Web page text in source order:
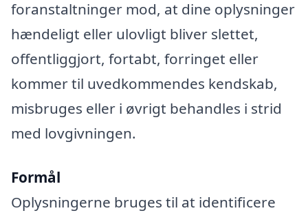
foranstaltninger mod, at dine oplysninger
hændeligt eller ulovligt bliver slettet,
offentliggjort, fortabt, forringet eller
kommer til uvedkommendes kendskab,
misbruges eller i øvrigt behandles i strid
med lovgivningen.
Formål
Oplysningerne bruges til at identificere